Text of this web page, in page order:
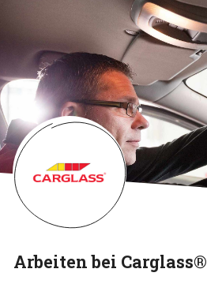
Arbeiten bei Carglass®